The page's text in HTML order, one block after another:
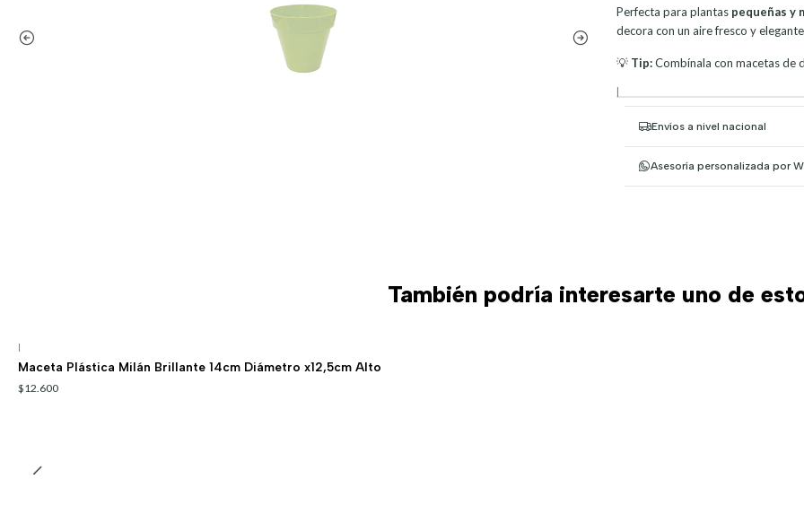
Perfecta para plantas pequeñas y
decora con un aire fresco y
💡 Tip:Combínala con macetas de
|
Envíos a nivel nacional
Asesoría personalizada por
También podría interesarte uno de
|
Maceta Plástica Milán Brillante 14cm Diámetro x12,5cm Alto
$12.600